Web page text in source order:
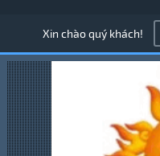
Xin chào quý khách!